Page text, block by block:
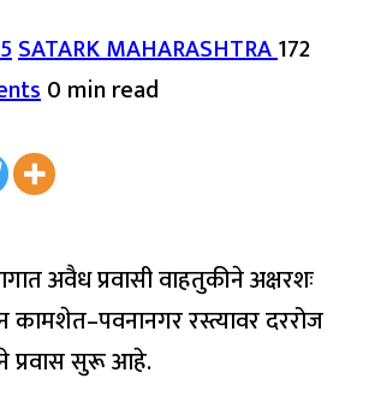
SATARK MAHARASHTRA172
0 min read
अवैध प्रवासी वाहतुकीने अक्षरशः
रस्त्यावर दररोज
प्रवास सुरू आहे.